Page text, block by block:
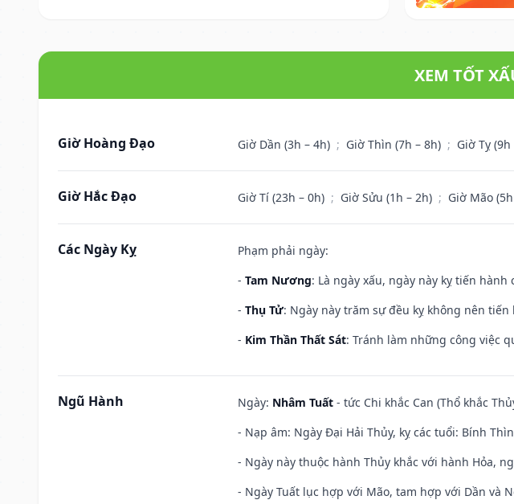
XEM TỐT
Giờ Hoàng Đạo Giờ Dần (3h – 4h) ; Giờ Thìn (7h – 8h) ; Giờ Tỵ (9h
Giờ Hắc Đạo Giờ Tí (23h – 0h) ; Giờ Sửu (1h – 2h) ; Giờ Mão
Các Ngày Kỵ
Phạm phải ngày:
- Tam Nương: Là ngày xấu, ngày này kỵ tiến
- Thụ Tử: Ngày này trăm sự đều kỵ không nên tiến
- Kim Thần Thất Sát: Tránh làm những công việc
Ngũ Hành Ngày: Nhâm Tuất - tức Chi khắc Can (Thổ khắc
- Nạp âm: Ngày Đại Hải Thủy, kỵ các tuổi: Bính
- Ngày này thuộc hành Thủy khắc với hành Hỏa,
- Ngày Tuất lục hợp với Mão, tam hợp với Dần và